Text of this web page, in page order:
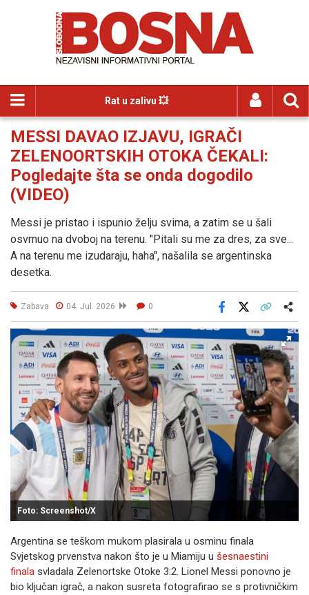
Rat u zalivu 💥
MESSI DAVAO IZJAVU, IGRAČI
ZELENOORTSKIH OTOKA ČEKALI:
Pogledajte šta se onda dogodilo
(VIDEO)
Messi je pristao i ispunio želju svima, a zatim se u šali
osvrnuo na dvoboj na terenu. "Pitali su me za dres, za sve...
A na terenu me izudaraju, haha", našalila se argentinska
desetka.
Zabava 04. Jul. 2026 0
Facebook
Foto: Screenshot/X
Argentina se teškom mukom plasirala u osminu finala
Svjetskog prvenstva nakon što je u Miamiju u šesnaestini
finala svladala Zelenortske Otoke 3:2. Lionel Messi ponovno je
bio ključan igrač, a nakon susreta fotografirao se s protivničkim